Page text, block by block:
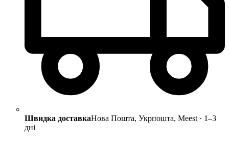
Швидка доставкаНова Пошта, Укрпошта, Meest · 1–3
дні